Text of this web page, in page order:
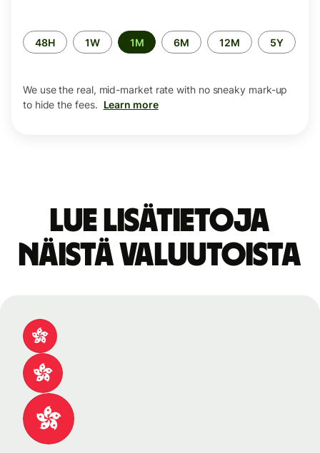
Time
period
48H 1W 1M 6M 12M 5Y
We use the real, mid-market rate with no sneaky mark-up
to hide the fees. Learn more
Lue lisätietoja
näistä valuutoista